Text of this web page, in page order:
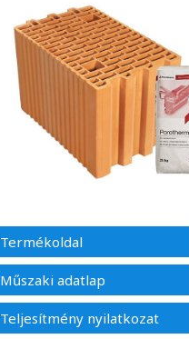
Termékoldal
Műszaki adatlap
Teljesítmény nyilatkozat